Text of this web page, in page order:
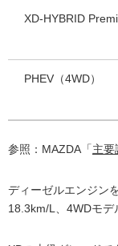
XD-HYBRID
PHEV（4WD）
参照：MAZDA「主要
ディーゼルエンジン
18.3km/L、4WDモデ